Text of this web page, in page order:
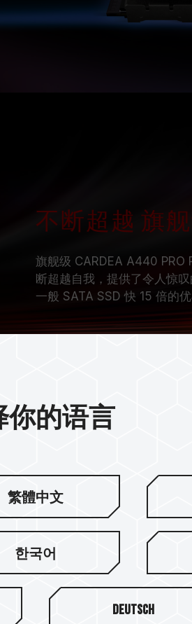
不断超越 旗
旗舰级 CARDEA A440 PRO
断超越自我，提供了令人惊
一般 SATA SSD 快 15 倍的
你的语言
繁體中文
한국어
Deutsch